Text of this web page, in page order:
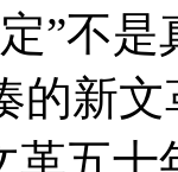
”不
的新